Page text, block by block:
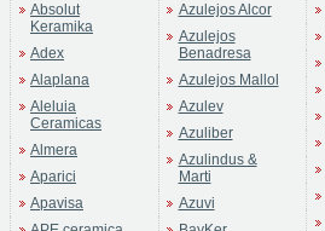
Absolut
Keramika
Adex
Alaplana
Aleluia
Ceramicas
Almera
Aparici
Apavisa
Azulejos Alcor
Azulejos
Benadresa
Azulejos Mallol
Azulev
Azuliber
Azulindus &
Marti
Azuvi